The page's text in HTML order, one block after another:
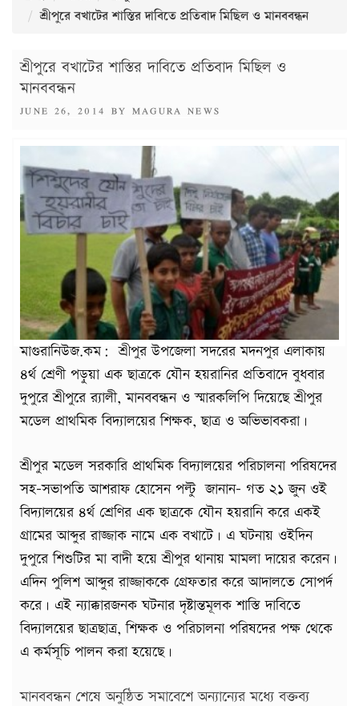
শ্রীপুরে বখাটের শাস্তির দাবিতে প্রতিবাদ মিছিল ও মানববন্ধন
শ্রীপুরে বখাটের শাস্তির দাবিতে প্রতিবাদ মিছিল ও
মানববন্ধন
POSTED
JUNE 26, 2014 BY MAGURA NEWS
মাগুরানিউজ.কম: শ্রীপুর উপজেলা সদরের মদনপুর এলাকায়
৪র্থ শ্রেণী পড়ুয়া এক ছাত্রকে যৌন হয়রানির প্রতিবাদে বুধবার
দুপুরে শ্রীপুরে র‌্যালী, মানববন্ধন ও স্মারকলিপি দিয়েছে শ্রীপুর
মডেল প্রাথমিক বিদ্যালয়ের শিক্ষক, ছাত্র ও অভিভাবকরা।
শ্রীপুর মডেল সরকারি প্রাথমিক বিদ্যালয়ের পরিচালনা পরিষদের
সহ-সভাপতি আশরাফ হোসেন পল্টু জানান- গত ২১ জুন ওই
বিদ্যালয়ের ৪র্থ শ্রেণির এক ছাত্রকে যৌন হয়রানি করে একই
গ্রামের আব্দুর রাজ্জাক নামে এক বখাটে। এ ঘটনায় ওইদিন
দুপুরে শিশুটির মা বাদী হয়ে শ্রীপুর থানায় মামলা দায়ের করেন।
এদিন পুলিশ আব্দুর রাজ্জাককে গ্রেফতার করে আদালতে সোপর্দ
করে। এই ন্যাক্কারজনক ঘটনার দৃষ্টান্তমূলক শাস্তি দাবিতে
বিদ্যালয়ের ছাত্রছাত্র, শিক্ষক ও পরিচালনা পরিষদের পক্ষ থেকে
এ কর্মসূচি পালন করা হয়েছে।
মানববন্ধন শেষে অনুষ্ঠিত সমাবেশে অন্যান্যের মধ্যে বক্তব্য